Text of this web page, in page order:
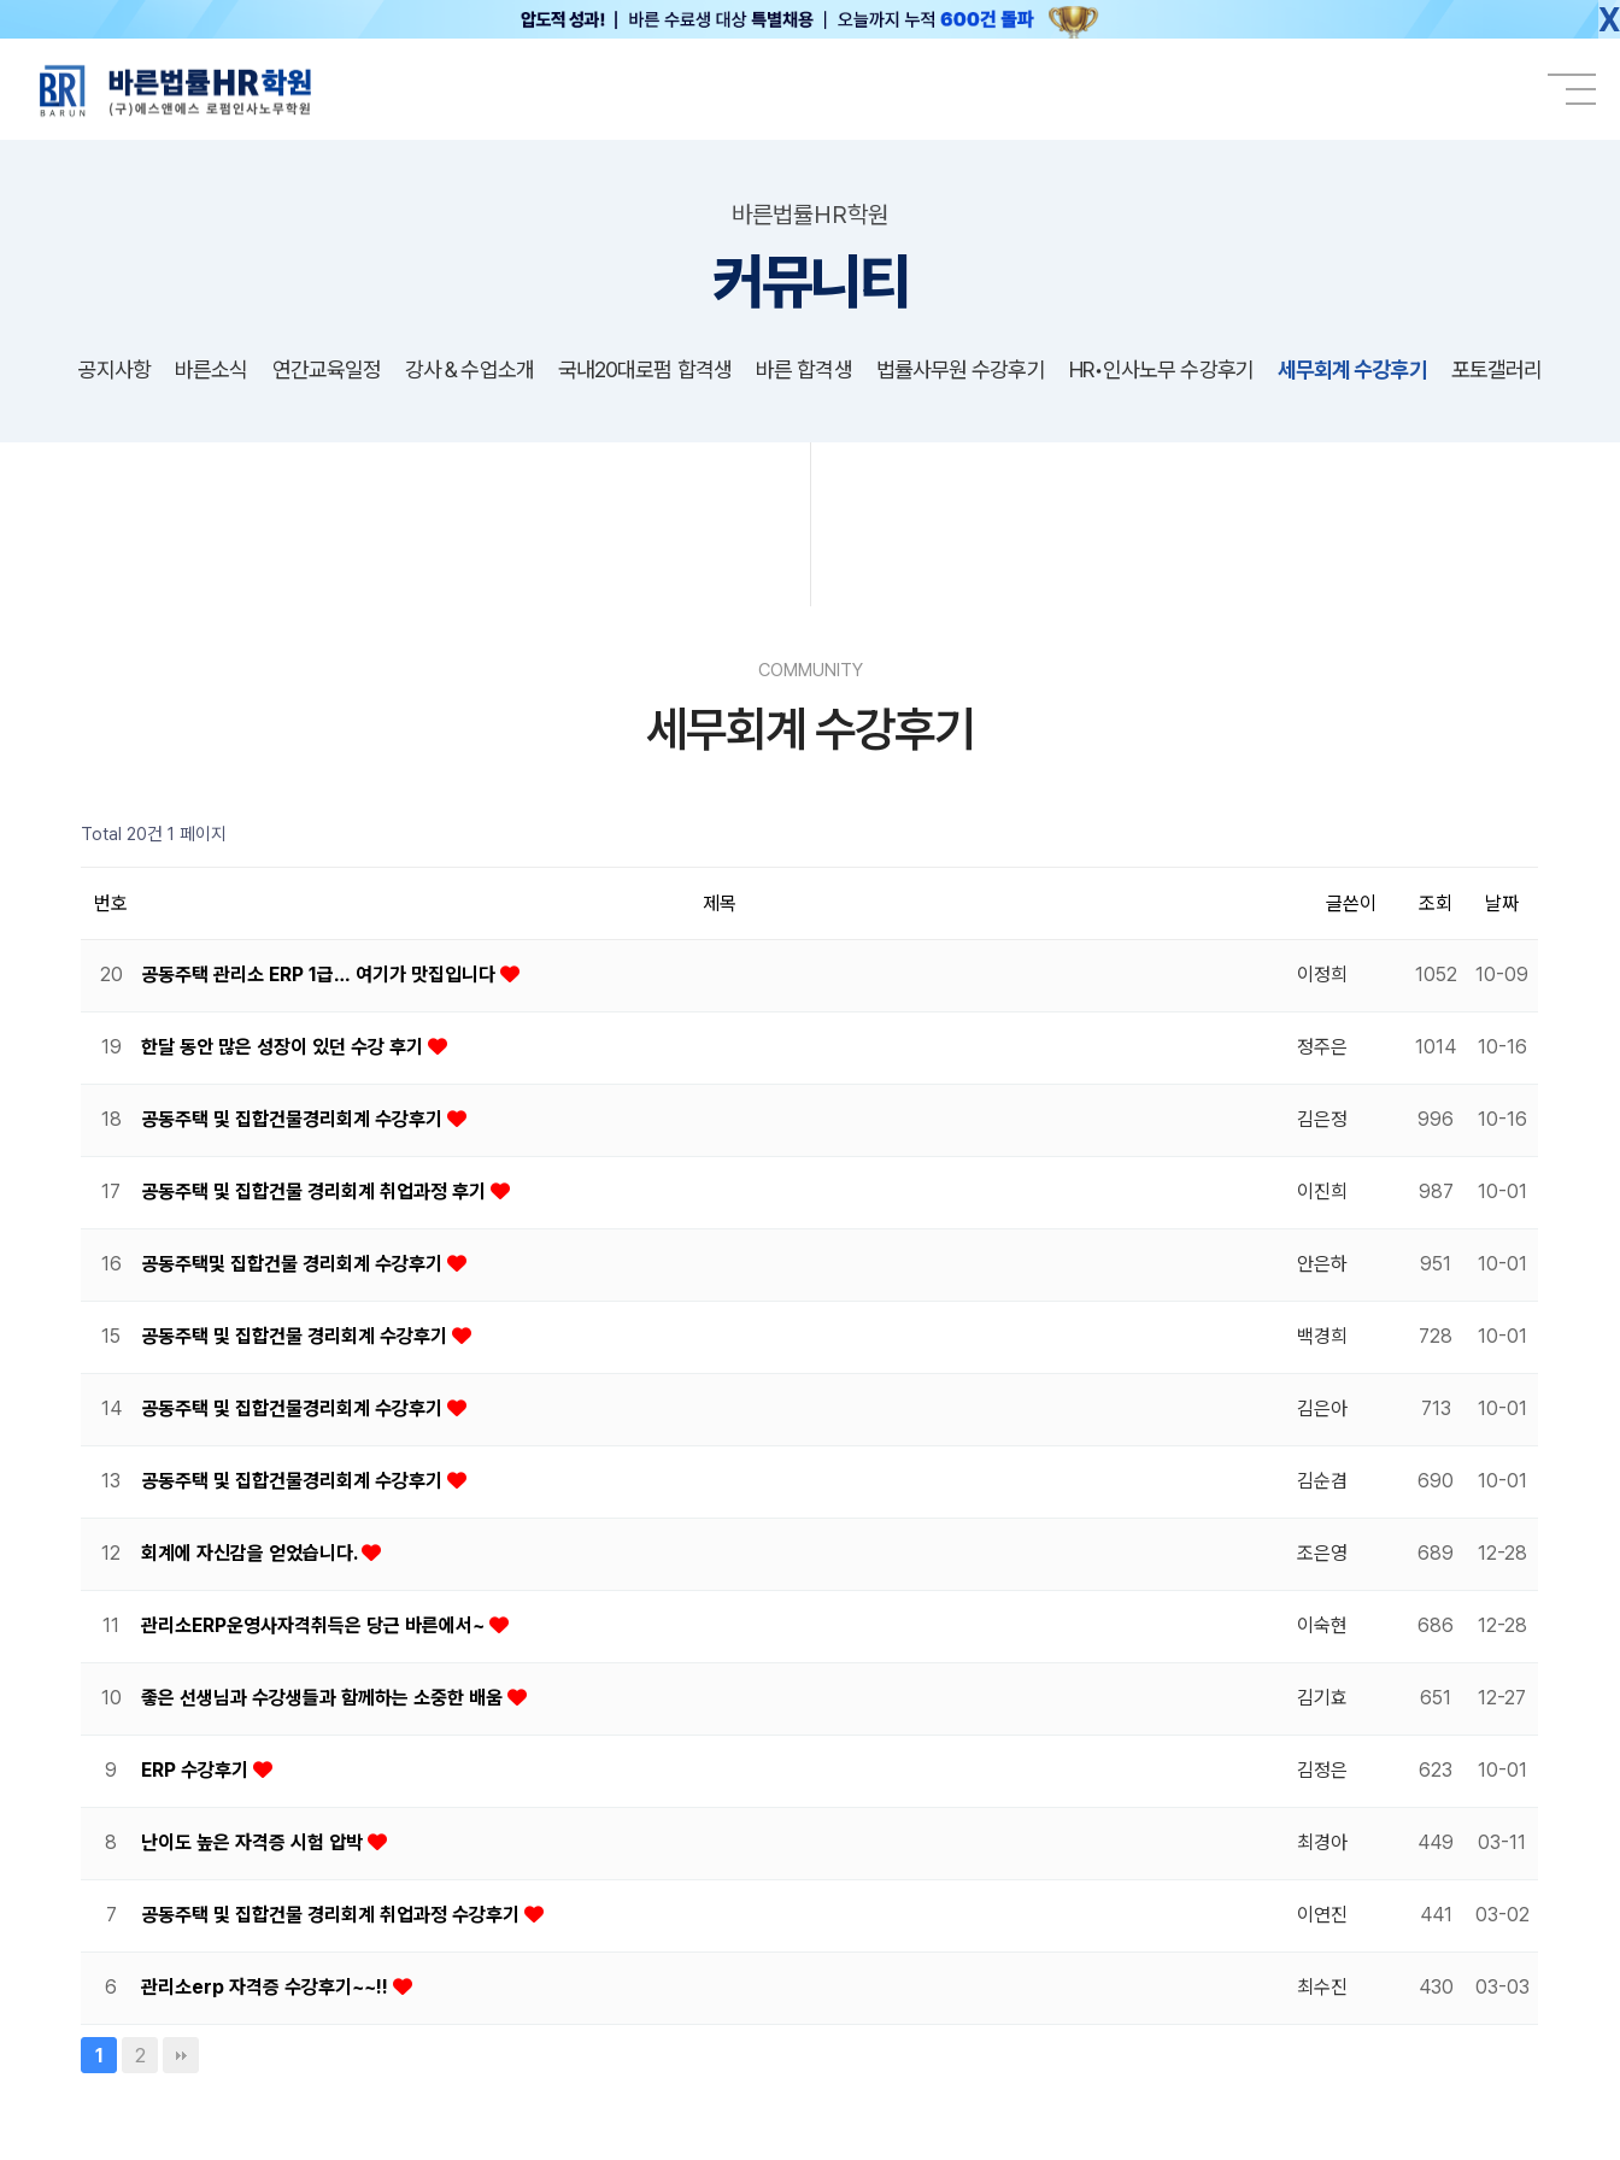
X
바른법률HR학원
커뮤니티
공지사항 바른소식 연간교육일정 강사＆수업소개 국내20대로펌 합격생 바른 합격생 법률사무원 수강후기 HR•인사노무 수강후기 세무회계 수강후기 포토갤러리
COMMUNITY
세무회계 수강후기
Total 20건 1 페이지
번호 제목 글쓴이 조회 날짜
20 공동주택 관리소 ERP 1급… 여기가 맛집입니다 이정희 1052 10-09
19 한달 동안 많은 성장이 있던 수강 후기 정주은 1014 10-16
18 공동주택 및 집합건물경리회계 수강후기 김은정 996 10-16
17 공동주택 및 집합건물 경리회계 취업과정 후기 이진희 987 10-01
16 공동주택및 집합건물 경리회계 수강후기 안은하 951 10-01
15 공동주택 및 집합건물 경리회계 수강후기 백경희 728 10-01
14 공동주택 및 집합건물경리회계 수강후기 김은아 713 10-01
13 공동주택 및 집합건물경리회계 수강후기 김순겸 690 10-01
12 회계에 자신감을 얻었습니다. 조은영 689 12-28
11 관리소ERP운영사자격취득은 당근 바른에서~ 이숙현 686 12-28
10 좋은 선생님과 수강생들과 함께하는 소중한 배움 김기효 651 12-27
9 ERP 수강후기 김정은 623 10-01
8 난이도 높은 자격증 시험 압박 최경아 449 03-11
7 공동주택 및 집합건물 경리회계 취업과정 수강후기 이연진 441 03-02
6 관리소erp 자격증 수강후기~~!! 최수진 430 03-03
1 2